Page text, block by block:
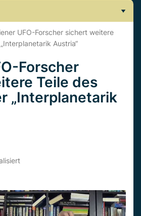
UFO-Forscher sichert weitere
Austria“
Forscher
Teile des
„Interplanetarik